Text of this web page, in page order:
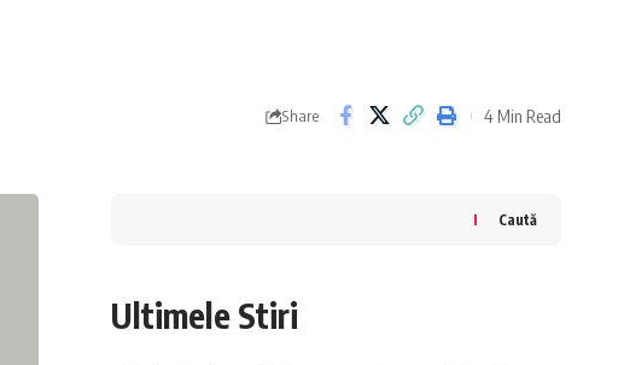
Share 4 Min Read
Caută
Ultimele Stiri